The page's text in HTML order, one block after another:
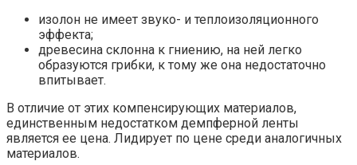
изолон не имеет звуко- и теплоизоляционного
эффекта;
древесина склонна к гниению, на ней легко
образуются грибки, к тому же она недостаточно
впитывает.
В отличие от этих компенсирующих материалов,
единственным недостатком демпферной ленты
является ее цена. Лидирует по цене среди аналогичных
материалов.